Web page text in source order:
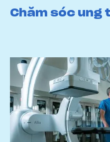
Chăm sóc ung
Margaret. Cột mốc
chuyên môn và khả
các dịch vụ ung thư,
nghiên cứu đột phá
của chúng tôi.